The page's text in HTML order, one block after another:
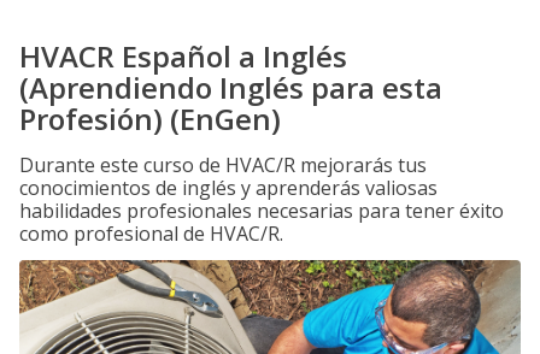
HVACR Español a Inglés
(Aprendiendo Inglés para esta
Profesión) (EnGen)
Durante este curso de HVAC/R mejorarás tus
conocimientos de inglés y aprenderás valiosas
habilidades profesionales necesarias para tener éxito
como profesional de HVAC/R.